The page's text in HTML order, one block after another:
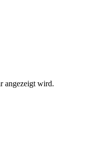
angezeigt wird.